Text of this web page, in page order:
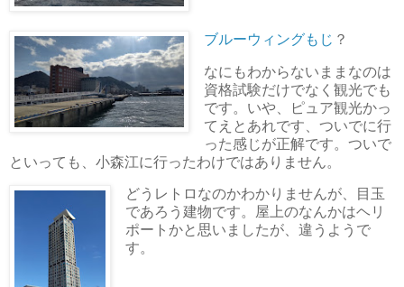
ブルーウィングもじ ？
なにもわからないままなのは
資格試験だけでなく観光でも
です。いや、ピュア観光かっ
てえとあれです、ついでに行
った感じが正解です。ついで
といっても、小森江に行ったわけではありません。
どうレトロなのかわかりませんが、目玉
であろう建物です。屋上のなんかはヘリ
ポートかと思いましたが、違うようで
す。